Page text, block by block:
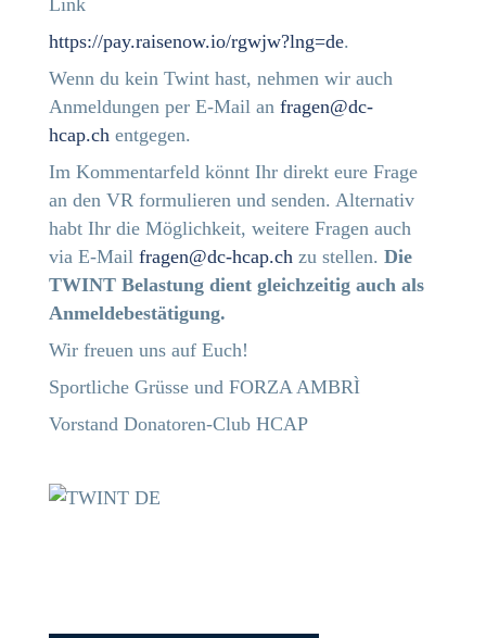
Link
https://pay.raisenow.io/rgwjw?lng=de.
Wenn du kein Twint hast, nehmen wir auch
Anmeldungen per E-Mail an fragen@dc-
hcap.chentgegen.
Im Kommentarfeld könnt Ihr direkt eure Frage
an den VR formulieren und senden. Alternativ
habt Ihr die Möglichkeit, weitere Fragen auch
via E-Mail fragen@dc-hcap.chzu stellen. Die
TWINT Belastung dient gleichzeitig auch als
Anmeldebestätigung.
Wir freuen uns auf Euch!
Sportliche Grüsse und FORZA AMBRÌ
Vorstand Donatoren-Club HCAP